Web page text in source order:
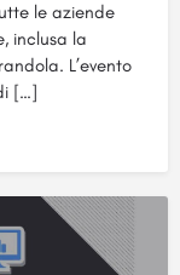
le aziende
inclusa la
L’evento
[…]